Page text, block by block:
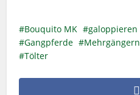
Bouquito MK galoppieren
Gangpferde
Mehrgängern
Tölter